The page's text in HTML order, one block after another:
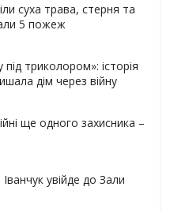
суха трава, стерня та
5 пожеж
під триколором»: історія
дім через війну
ще одного захисника –
увійде до Зали